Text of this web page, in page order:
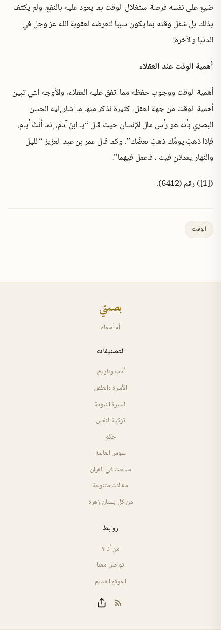
ضيع على نفسه فرصة استغلال الوقت بما يعود عليه بالنفع. ولم يكتف
بذلك بل شغل وقته بما يكون سببا لتعرضه لعقوبة الله عز وجل في
الدنيا والآخرة!
أهمية الوقت عند العقلاء
أهمية الوقت ووجوب حفظه مما اتفق عليه العقلاء، والأوجه التي تبين
أهمية الوقت من جهة العقل، كثيرة نذكر منها ما أشار إليه الحسن
البصري بأنه هو رأس مال الإنسان حيث قال “يا ابنَ آدمَ، إنما أنتَ أيام،
فإذا ذهبَ يومُك ذهبَ بعضُك”. وكما قال عمر بن عبد العزيز “الليل
والنهار يعملان فيك ، فاعمل فيهما”.
([1]) رقم (6412).
الوقت
بصمتي
أم أسماء
التصنيفات
أدب وتاريخ
الأسرة والطفل
السيرة النبوية
تزكية النفس
حِكَم
سوس العالمة
مباحث في القرآن
مقالات متنوعة
من كل بستان زهرة
روابط
من أنا ؟
تواصل معنا
الموقع القديم